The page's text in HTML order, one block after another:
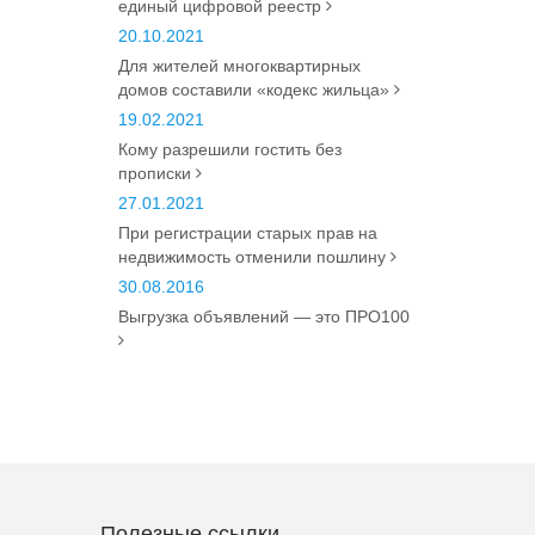
единый цифровой реестр
20.10.2021
Для жителей многоквартирных
домов составили «кодекс жильца»
19.02.2021
Кому разрешили гостить без
прописки
27.01.2021
При регистрации старых прав на
недвижимость отменили пошлину
30.08.2016
Выгрузка объявлений — это ПРО100